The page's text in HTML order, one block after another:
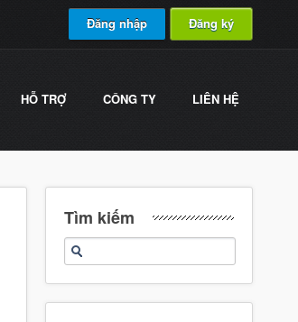
Đăng nhập Đăng ký
HỖ TRỢ CÔNG TY LIÊN HỆ
Tìm kiếm